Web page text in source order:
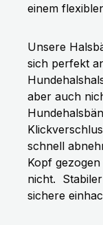
einem
Unsere
sich perfekt
aber auch
schnell
Kopf
nicht.
sichere